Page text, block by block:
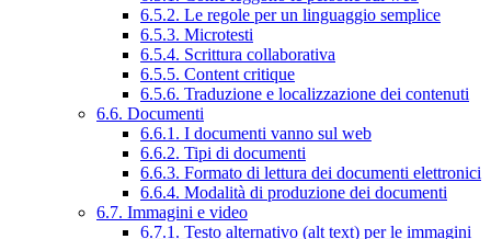
6.5.2. Le regole per un linguaggio semplice
6.5.3. Microtesti
6.5.4. Scrittura collaborativa
6.5.5. Content critique
6.5.6. Traduzione e localizzazione dei contenuti
6.6. Documenti
6.6.1. I documenti vanno sul web
6.6.2. Tipi di documenti
6.6.3. Formato di lettura dei documenti elettronici
6.6.4. Modalità di produzione dei documenti
6.7. Immagini e video
6.7.1. Testo alternativo (alt text) per le immagini